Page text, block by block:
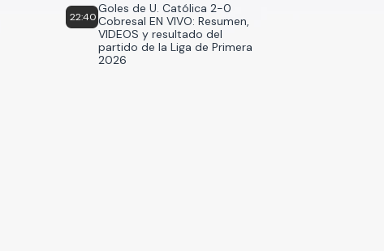
22:40
Goles de U. Católica 2-0
Cobresal EN VIVO: Resumen,
VIDEOS y resultado del
partido de la Liga de Primera
2026